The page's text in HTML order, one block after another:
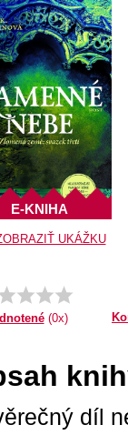
UKÁŽKU
E-KNIHA
(0x)
díl